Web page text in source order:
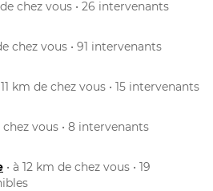
de chez vous • 26 intervenants
chez vous • 91 intervenants
11 km de chez vous • 15 intervenants
chez vous • 8 intervenants
• à 12 km de chez vous • 19